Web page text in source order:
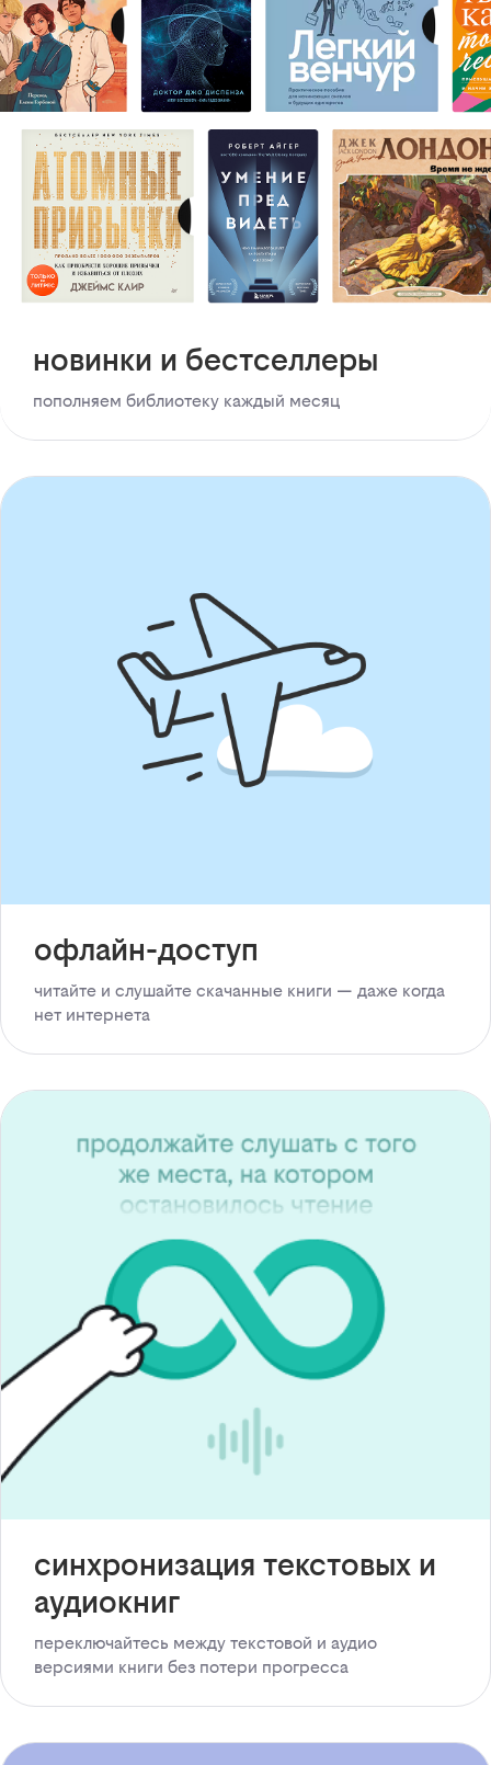
новинки и бестселлеры
пополняем библиотеку каждый месяц
офлайн-доступ
читайте и слушайте скачанные книги — даже когда
нет интернета
синхронизация текстовых и
аудиокниг
переключайтесь между текстовой и аудио
версиями книги без потери прогресса